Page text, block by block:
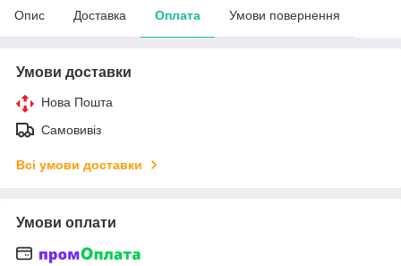
Опис Доставка Оплата Умови повернення
Умови доставки
Нова Пошта
Самовивіз
Всі умови доставки
Умови оплати